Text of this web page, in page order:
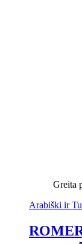
Greita
Arabiški ir